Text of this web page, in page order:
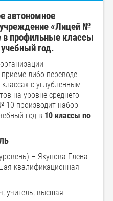
автономное
«Лицей №
в профильные классы
год.
либо переводе
с углубленным
на уровне среднего
10 производит набор
год в 10 классы по
– Якупова Елена
квалификационная
учитель, высшая